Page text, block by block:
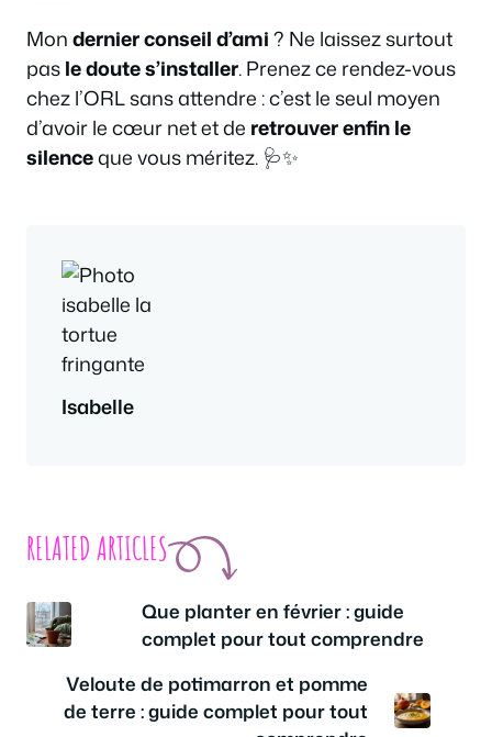
Mondernier conseil d’ami? Ne laissez surtout
pasle doute s’installer. Prenez ce rendez-vous
chez l’ORL sans attendre : c’est le seul moyen
d’avoir le cœur net et de retrouver enfin le
silenceque vous méritez. 🩺✨
Isabelle
RELATED ARTICLES
Que planter en février : guide
complet pour tout comprendre
Veloute de potimarron et pomme
de terre : guide complet pour tout